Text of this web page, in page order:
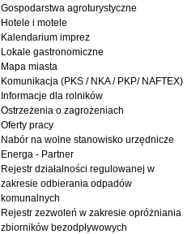
Gospodarstwa agroturystyczne
Hotele i motele
Kalendarium imprez
Lokale gastronomiczne
Mapa miasta
Komunikacja (PKS / NKA / PKP/ NAFTEX)
Informacje dla rolników
Ostrzeżenia o zagrożeniach
Oferty pracy
Nabór na wolne stanowisko urzędnicze
Energa - Partner
Rejestr działalności regulowanej w
zakresie odbierania odpadów
komunalnych
Rejestr zezwoleń w zakresie opróżniania
zbiorników bezodpływowych